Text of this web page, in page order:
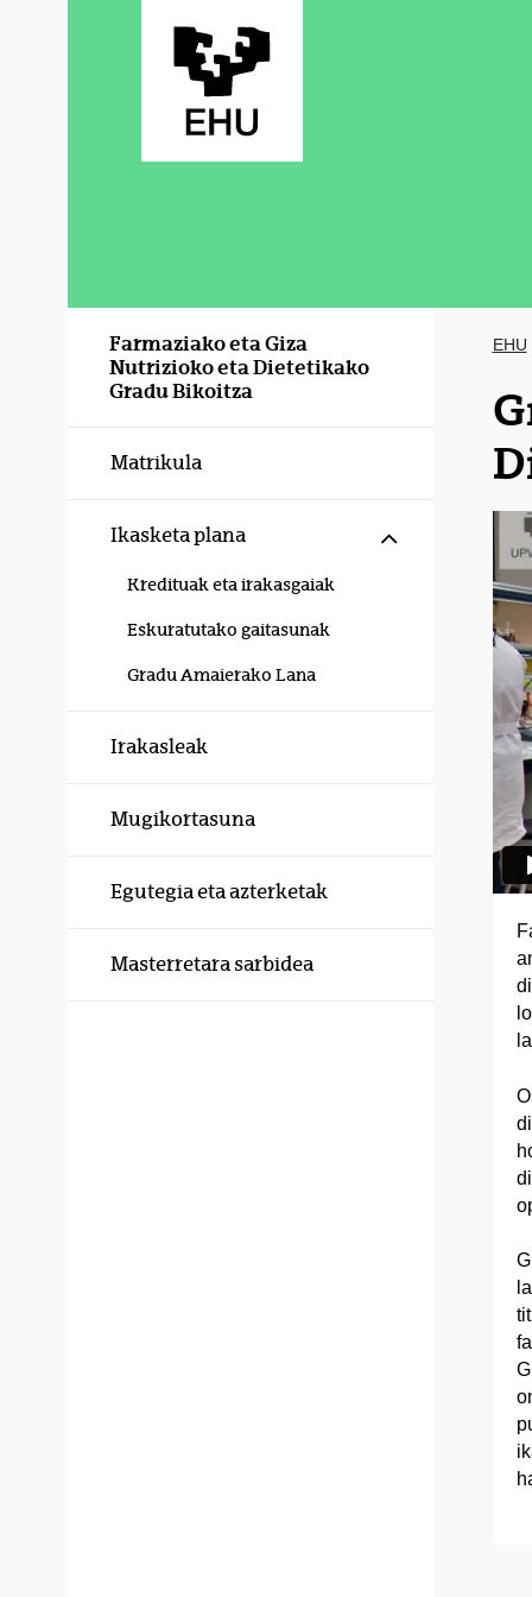
Farmaziako eta Giza
Nutrizioko eta Dietetikako
Gradu Bikoitza
Matrikula
Ikasketa plana Erakutsi/
Kredituak eta irakasgaiak
Eskuratutako gaitasunak
Gradu Amaierako Lana
Irakasleak
Mugikortasuna
Egutegia eta azterketak
Masterretara sarbidea
EHU